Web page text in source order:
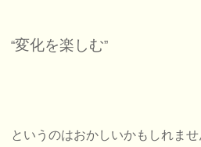
“変化を楽しむ”
というのはおかしいかもしれま